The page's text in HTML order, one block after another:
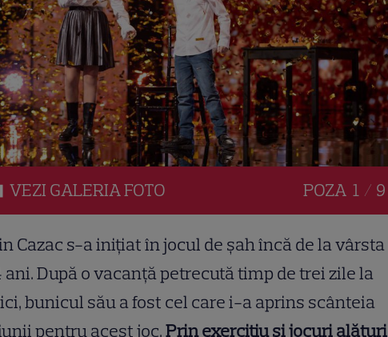
VEZI GALERIAFOTO POZA 1 / 9
Cazac s-a inițiat în jocul de șah încă de la vârsta
ani. După o vacanță petrecută timp de trei zile la
bunicul său a fost cel care i-a aprins scânteia
pentru acest joc.Prin exercițiu și jocuri alături